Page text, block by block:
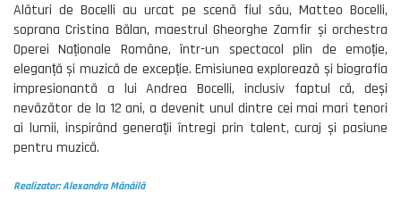
Alături de Bocelli au urcat pe scenă fiul său, Matteo Bocelli,
soprana Cristina Bălan, maestrul Gheorghe Zamfir și orchestra
Operei Naționale Române, într-un spectacol plin de emoție,
eleganță și muzică de excepție. Emisiunea explorează și biografia
impresionantă a lui Andrea Bocelli, inclusiv faptul că, deși
nevăzător de la 12 ani, a devenit unul dintre cei mai mari tenori
ai lumii, inspirând generații întregi prin talent, curaj și pasiune
pentru muzică.
Realizator: Alexandra Mănăilă